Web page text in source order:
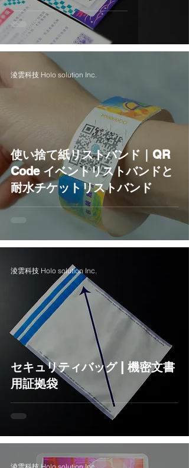
使い捨て紙リストバンド｜QR
Code イベントリストバンドと
耐水チケットリストバンド
淩雲科技 Holo solution Inc.
セキュリティバッグ | 機密文書
用証拠袋
淩雲科技 Holo solution Inc.